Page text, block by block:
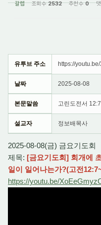
갈렙 조회 수2532 추천 수0
유투브 주소 https://
날짜 2025-08-08
본문말씀 고린도전서
설교자 정보배목사
2025-08-08(금) 금요기도회
제목: [금요기도회] 회개에
일이 일어나는가?(고전
https://youtu.be/